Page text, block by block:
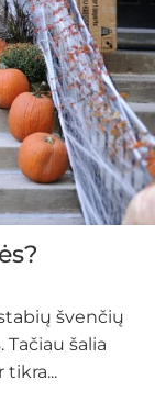
švenčių
šalia